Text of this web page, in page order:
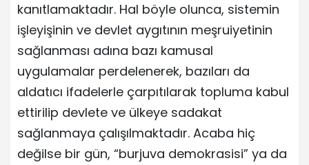
kanıtlamaktadır. Hal böyle olunca, sistemin
işleyişinin ve devlet aygıtının meşruiyetinin
sağlanması adına bazı kamusal
uygulamalar perdelenerek, bazıları da
aldatıcı ifadelerle çarpıtılarak topluma kabul
ettirilip devlete ve ülkeye sadakat
sağlanmaya çalışılmaktadır. Acaba hiç
değilse bir gün, “burjuva demokrasisi” ya da